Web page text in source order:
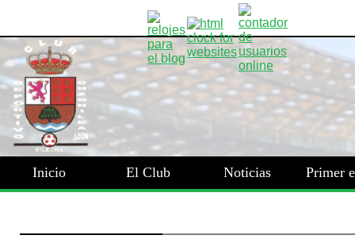
Inicio El Club Noticias Primer